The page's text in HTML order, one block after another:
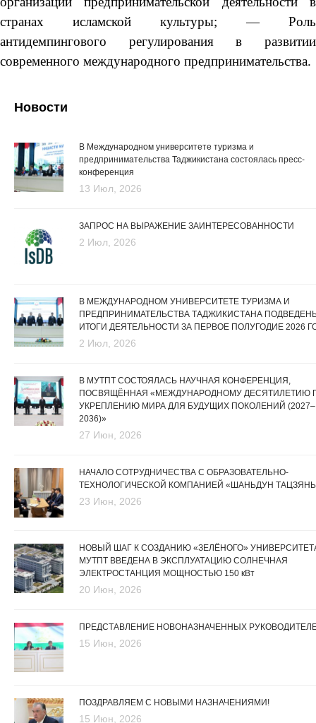
странах исламской культуры; — Роль
антидемпингового регулирования в развитии
современного международного предпринимательства.
Новости
В Международном университете туризма и
предпринимательства Таджикистана состоялась пресс-
конференция
13 Июл, 2026
ЗАПРОС НА ВЫРАЖЕНИЕ ЗАИНТЕРЕСОВАННОСТИ
2 Июл, 2026
В МЕЖДУНАРОДНОМ УНИВЕРСИТЕТЕ ТУРИЗМА И
ПРЕДПРИНИМАТЕЛЬСТВА ТАДЖИКИСТАНА
ИТОГИ ДЕЯТЕЛЬНОСТИ ЗА ПЕРВОЕ ПОЛУГОДИЕ 2026
2 Июл, 2026
В МУТПТ СОСТОЯЛАСЬ НАУЧНАЯ КОНФЕРЕНЦИЯ,
ПОСВЯЩЁННАЯ «МЕЖДУНАРОДНОМУ ДЕСЯТИЛЕТИЮ
УКРЕПЛЕНИЮ МИРА ДЛЯ БУДУЩИХ ПОКОЛЕНИЙ (2027–
2036)»
27 Июн, 2026
НАЧАЛО СОТРУДНИЧЕСТВА С ОБРАЗОВАТЕЛЬНО-
ТЕХНОЛОГИЧЕСКОЙ КОМПАНИЕЙ «ШАНЬДУН
23 Июн, 2026
НОВЫЙ ШАГ К СОЗДАНИЮ «ЗЕЛЁНОГО»
МУТПТ ВВЕДЕНА В ЭКСПЛУАТАЦИЮ СОЛНЕЧНАЯ
ЭЛЕКТРОСТАНЦИЯ МОЩНОСТЬЮ 150 кВт
20 Июн, 2026
ПРЕДСТАВЛЕНИЕ НОВОНАЗНАЧЕННЫХ
15 Июн, 2026
ПОЗДРАВЛЯЕМ С НОВЫМИ НАЗНАЧЕНИЯМИ!
15 Июн, 2026